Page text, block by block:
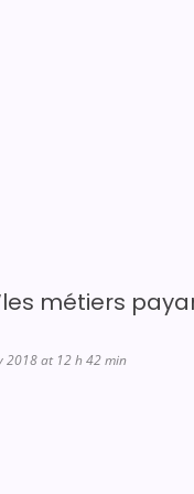
les métiers
2018 at 12 h 42 min